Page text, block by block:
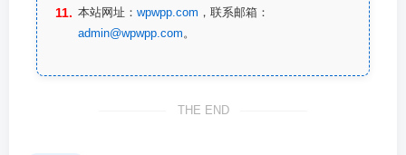
本站网址： wpwpp.com ，联系邮箱：
admin@wpwpp.com 。
THE END